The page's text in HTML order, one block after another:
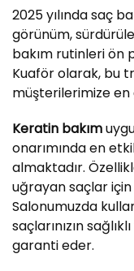
2025 yılında saç
görünüm,
bakım rutinleri ön
Kuaför olarak, bu
müşterilerimize en
Keratin bakım
onarımında en
almaktadır.
uğrayan saçlar için
Salonumuzda
saçlarınızın
garanti eder.